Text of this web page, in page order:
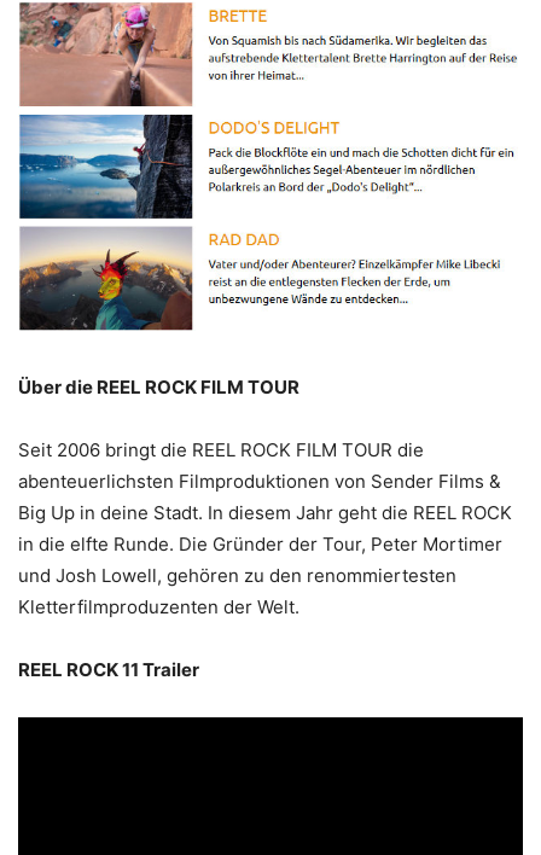
Über die REEL ROCK FILM TOUR
Seit 2006 bringt die REEL ROCK FILM TOUR die
abenteuerlichsten Filmproduktionen von Sender Films &
Big Up in deine Stadt. In diesem Jahr geht die REEL ROCK
in die elfte Runde. Die Gründer der Tour, Peter Mortimer
und Josh Lowell, gehören zu den renommiertesten
Kletterfilmproduzenten der Welt.
REEL ROCK 11 Trailer